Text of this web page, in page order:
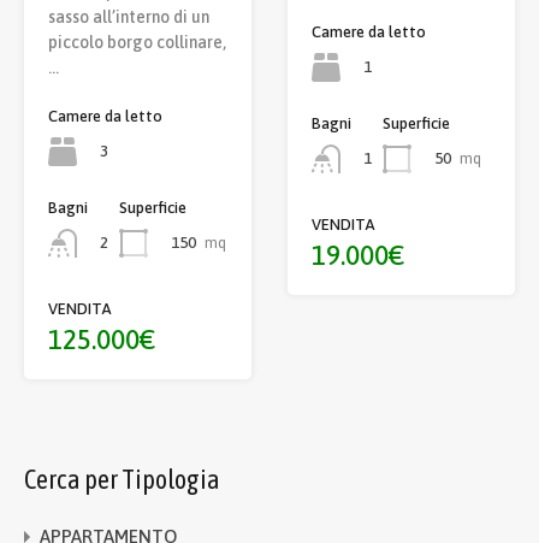
sasso all’interno di un
piccolo borgo collinare,
…
Camere da letto
3
Bagni
2
Superficie
150 mq
VENDITA
125.000€
Camere da letto
1
Bagni
1
Superficie
50 mq
VENDITA
19.000€
Cerca per Tipologia
APPARTAMENTO